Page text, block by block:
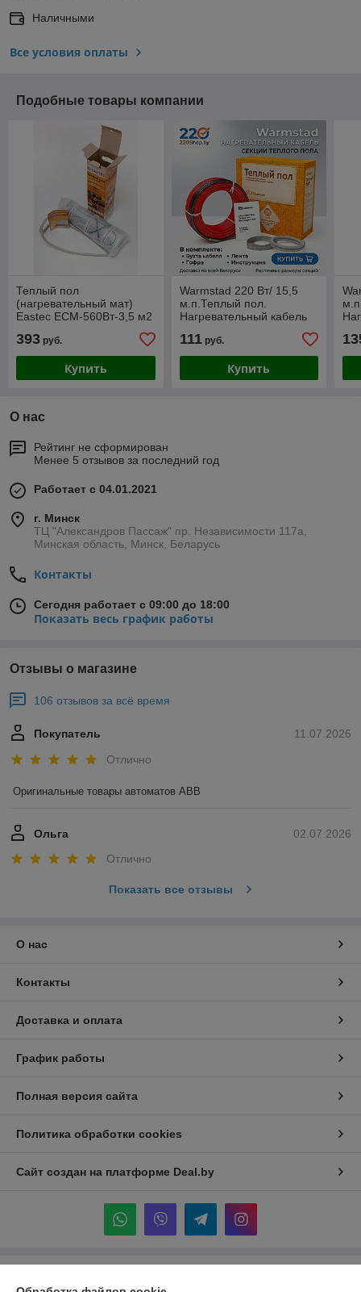
Наличными
Все условия оплаты
Подобные товары компании
Теплый пол
(нагревательный мат)
Eastec ECM-560Вт-3,5 м2
393 руб.
Купить
Warmstad 220 Вт/ 15,5
м.п.Теплый пол.
Нагревательный кабель
111руб.
Купить
О нас
Рейтинг не сформирован
Менее 5 отзывов за последний год
Работает с 04.01.2021
г. Минск
ТЦ "Александров Пассаж" пр. Независимости 117а,
Минская область, Минск, Беларусь
Контакты
Сегодня работает с 09:00 до 18:00
Показать весь график работы
Отзывы о магазине
106 отзывов за всё время
11.07.2026
Покупатель
Отлично
Оригинальные товары автоматов ABB
02.07.2026
Ольга
Отлично
Показать все отзывы
О нас
Контакты
Доставка и оплата
График работы
Полная версия сайта
Политика обработки cookies
Сайт создан на платформе Deal.by